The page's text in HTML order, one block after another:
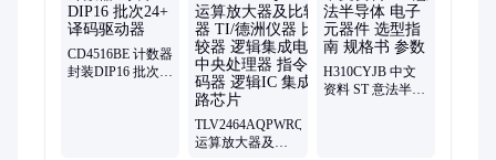
程门阵列、接口集成电路、电容电阻
CD4516BE 计数器
封装DIP16 批次
TLV2464AQPWRQ1
运算放大器及比
H310CYJB 中文
资料 ST 意法半导